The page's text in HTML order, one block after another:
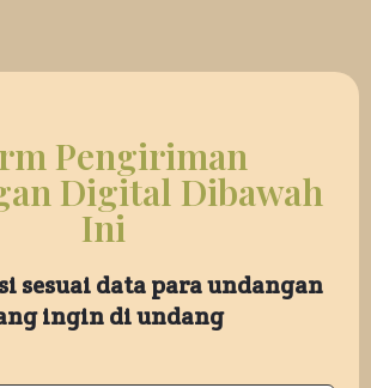
Pengiriman
Digital Dibawah
Ini
sesuai data para undangan
ingin di undang